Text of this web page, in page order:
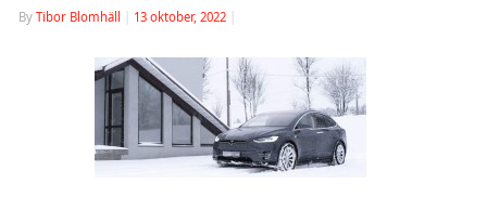
By Tibor Blomhäll 13 oktober, 2022